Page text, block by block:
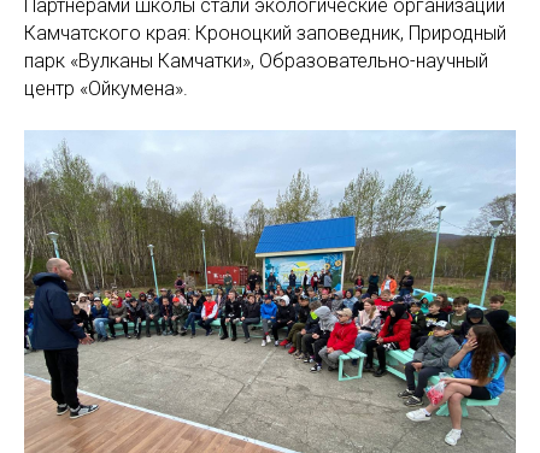
Партнёрами школы стали экологические организации
Камчатского края: Кроноцкий заповедник, Природный
парк «Вулканы Камчатки», Образовательно-научный
центр «Ойкумена».